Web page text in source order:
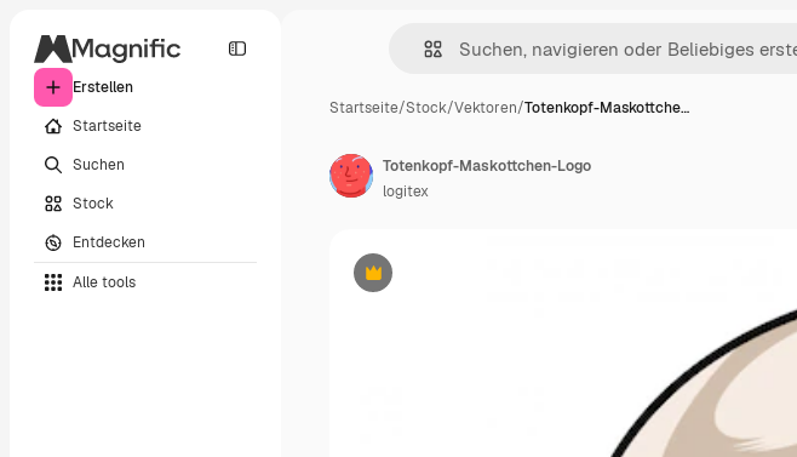
Erstellen
Startseite
Suchen
Stock
Entdecken
Alle tools
Startseite/Stock/Vektoren/Totenkopf-Maskottche…
Premium
Totenkopf-Maskottchen-Logo
logitex